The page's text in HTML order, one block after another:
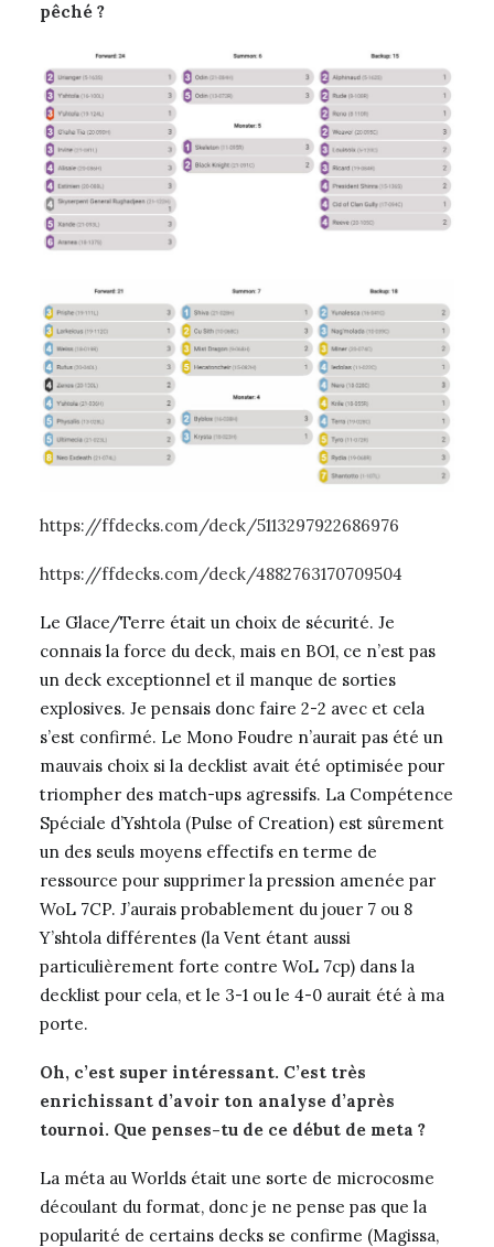
pêché ?
https://ffdecks.com/deck/5113297922686976
https://ffdecks.com/deck/4882763170709504
Le Glace/Terre était un choix de sécurité. Je
connais la force du deck, mais en BO1, ce n’est pas
un deck exceptionnel et il manque de sorties
explosives. Je pensais donc faire 2-2 avec et cela
s’est confirmé. Le Mono Foudre n’aurait pas été un
mauvais choix si la decklist avait été optimisée pour
triompher des match-ups agressifs. La Compétence
Spéciale d’Yshtola (Pulse of Creation) est sûrement
un des seuls moyens effectifs en terme de
ressource pour supprimer la pression amenée par
WoL 7CP. J’aurais probablement du jouer 7 ou 8
Y’shtola différentes (la Vent étant aussi
particulièrement forte contre WoL 7cp) dans la
decklist pour cela, et le 3-1 ou le 4-0 aurait été à ma
porte.
Oh, c’est super intéressant. C’est très
enrichissant d’avoir ton analyse d’après
tournoi. Que penses-tu de ce début de meta ?
La méta au Worlds était une sorte de microcosme
découlant du format, donc je ne pense pas que la
popularité de certains decks se confirme (Magissa,